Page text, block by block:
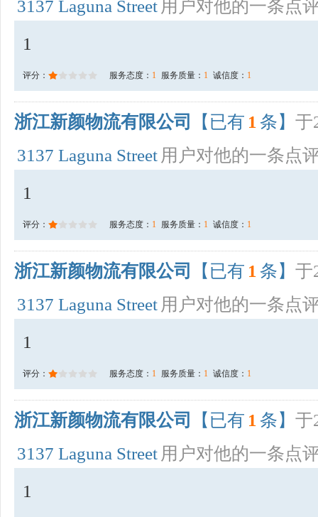
3137 Laguna Street 用户对他的一条点
1
评分： 服务态度： 1 服务质量： 1 诚信度： 1
浙江新颜物流有限公司 【已有 1 条】 于
3137 Laguna Street 用户对他的一条点
1
评分： 服务态度： 1 服务质量： 1 诚信度： 1
浙江新颜物流有限公司 【已有 1 条】 于
3137 Laguna Street 用户对他的一条点
1
评分： 服务态度： 1 服务质量： 1 诚信度： 1
浙江新颜物流有限公司 【已有 1 条】 于
3137 Laguna Street 用户对他的一条点
1